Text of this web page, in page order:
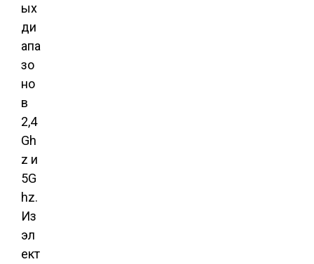
ых
ди
апа
зо
но
в
2,4
Gh
z и
5G
hz.
Из
эл
ект